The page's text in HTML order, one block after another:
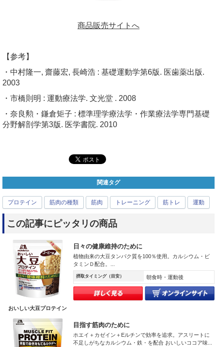
商品販売サイトへ
【参考】
・中村隆一, 齋藤宏, 長崎浩 : 基礎運動学第6版. 医歯薬出版.
2003
・市橋則明 : 運動療法学. 文光堂 . 2008
・奈良勲・鎌倉矩子 : 標準理学療法学・作業療法学専門基礎
分野解剖学第3版. 医学書院. 2010
関連タグ
プロテイン 筋肉の種類 筋肉 トレーニング 筋トレ 運動
この記事にピッタリの商品
おいしい大豆プロテイン
日々の健康維持のために
植物由来の大豆タンパク質を100％使用。カルシウム・ビ
タミンＤ配合。...
摂取タイミング（目安） 朝食時・運動後
目指す筋肉のために
ホエイ＋カゼイン＋Eルチンで効率を追求。アスリートに
不足しがちなカルシウム・鉄・を配合 おいしいココア味...